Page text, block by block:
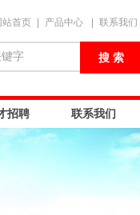
站首页 产品中心 联系我们
招聘 联系我们